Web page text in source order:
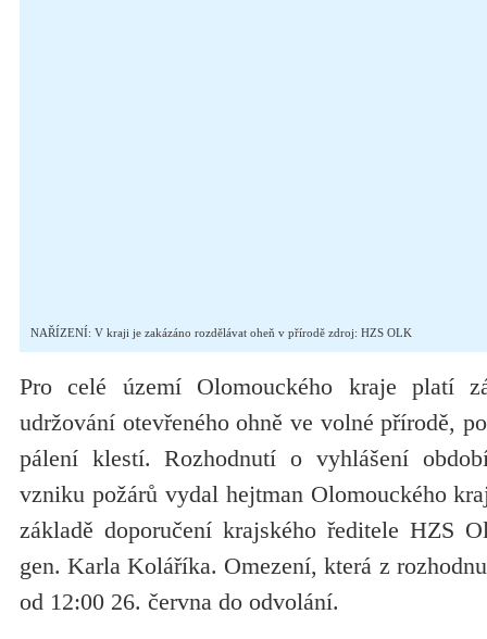
NAŘÍZENÍ: V kraji je zakázáno rozdělávat oheň v přírodě zdroj: HZS OLK
Pro celé území Olomouckého kraje platí
udržování otevřeného ohně ve volné přírodě,
pálení klestí. Rozhodnutí o vyhlášení
vzniku požárů vydal hejtman Olomouckého
základě doporučení krajského ředitele HZS
gen. Karla Koláříka. Omezení, která z
od 12:00 26. června do odvolání.